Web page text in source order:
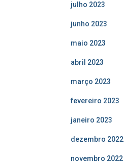
julho 2023
junho 2023
maio 2023
abril 2023
março 2023
fevereiro 2023
janeiro 2023
dezembro 2022
novembro 2022